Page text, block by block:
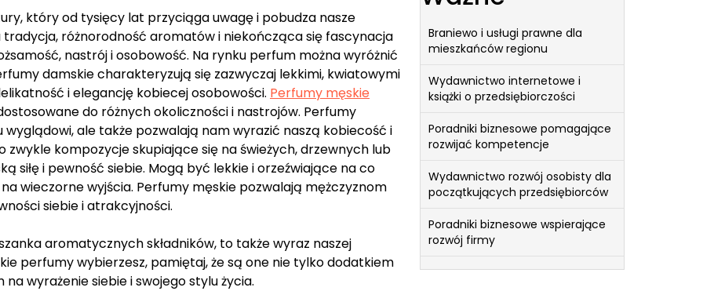
który od tysięcy lat przyciąga uwagę i pobudza nasze
tradycja, różnorodność aromatów i niekończąca się fascynacja
nastrój i osobowość. Na rynku perfum można wyróżnić
damskie charakteryzują się zazwyczaj lekkimi, kwiatowymi
i elegancję kobiecej osobowości. Perfumy męskie
do różnych okoliczności i nastrojów. Perfumy
ale także pozwalają nam wyrazić naszą kobiecość i
zwykle kompozycje skupiające się na świeżych, drzewnych lub
siłę i pewność siebie. Mogą być lekkie i orzeźwiające na co
wieczorne wyjścia. Perfumy męskie pozwalają mężczyznom
siebie i atrakcyjności.
aromatycznych składników, to także wyraz naszej
perfumy wybierzesz, pamiętaj, że są one nie tylko dodatkiem
wyrażenie siebie i swojego stylu życia.
Braniewo i usługi prawne dla
mieszkańców regionu
Wydawnictwo internetowe i
książki o przedsiębiorczości
Poradniki biznesowe pomagające
rozwijać kompetencje
Wydawnictwo rozwój osobisty dla
początkujących przedsiębiorców
Poradniki biznesowe wspierające
rozwój firmy